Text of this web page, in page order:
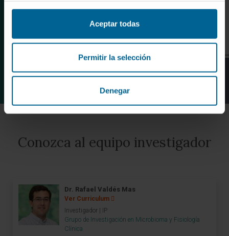
Aceptar todas
Permitir la selección
Denegar
Conozca al equipo investigador
Dr. Rafael Valdés Mas
Ver Curriculum
Investigador | IP
Grupo de Investigación en Microbioma y Fisiología
Clínica